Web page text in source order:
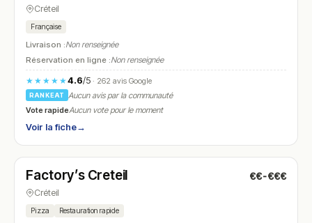
Créteil
Française
Livraison :Non renseignée
Réservation en ligne :Non renseignée
★★★★★4.6/5· 262 avis Google
RANKEAT
Aucun avis par la communauté
Vote rapideAucun vote pour le moment
Voir la fiche→
N° 12
Factory’s Creteil €€-€€€
Créteil
Pizza Restauration rapide